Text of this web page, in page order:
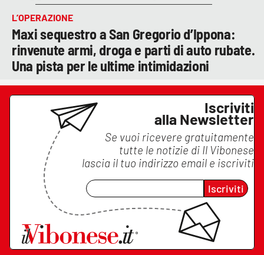
L’OPERAZIONE
Maxi sequestro a San Gregorio d’Ippona:
rinvenute armi, droga e parti di auto rubate.
Una pista per le ultime intimidazioni
Iscriviti
alla Newsletter
Se vuoi ricevere gratuitamente
tutte le notizie di Il Vibonese
lascia il tuo indirizzo email e iscriviti
Iscriviti